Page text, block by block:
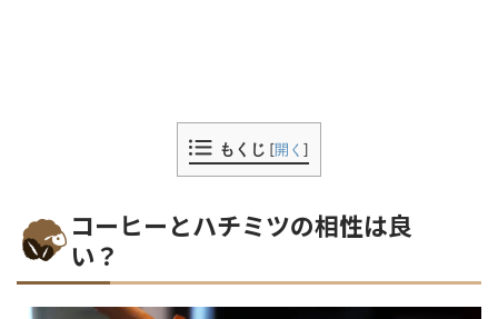
もくじ [開く ]
コーヒーとハチミツの相性は良
い？